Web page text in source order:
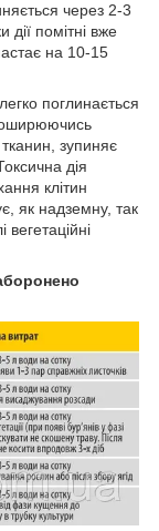
через 2-3
дії помітні вже
на 10-15
поглинається
зупиняє
дія
клітин
як надземну, так